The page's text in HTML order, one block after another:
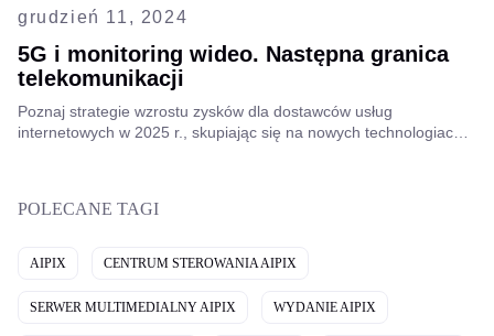
grudzień 11, 2024
5G i monitoring wideo. Następna granica
telekomunikacji
Poznaj strategie wzrostu zysków dla dostawców usług
internetowych w 2025 r., skupiając się na nowych technologiach,
POLECANE TAGI
AIPIX CENTRUM STEROWANIA AIPIX
SERWER MULTIMEDIALNY AIPIX WYDANIE AIPIX